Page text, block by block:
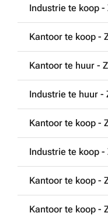
Industrie te koop -
Kantoor te koop -
Kantoor te huur -
Industrie te huur -
Kantoor te koop -
Industrie te koop -
Kantoor te koop -
Kantoor te koop -